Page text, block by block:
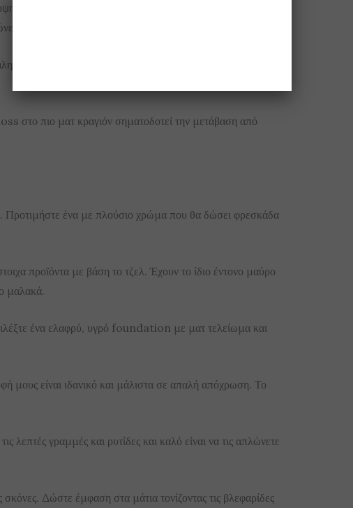
με μια ΒΒ Cream, καλύπτει και χαρίζει λάμψη, χωρίς να
ποσότητα. Ειδικά το ρουζ, το οποίο σε μεγάλη δόση
στο πιο ματ κραγιόν σηματοδοτεί την μετάβαση από
Προτιμήστε ένα με πλούσιο χρώμα που θα δώσει φρεσκάδα
προϊόντα με βάση το τζελ. Έχουν το ίδιο έντονο μαύρο
μαλακά.
ένα ελαφρύ, υγρό foundation με ματ τελείωμα και
είναι ιδανικό και μάλιστα σε απαλή απόχρωση. Το
λεπτές γραμμές και ρυτίδες και καλό είναι να τις απλώνετε
σκόνες. Δώστε έμφαση στα μάτια τονίζοντας τις βλεφαρίδες